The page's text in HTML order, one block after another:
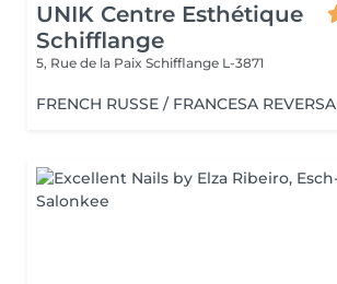
UNIK Centre Esthétique
Schifflange
5, Rue de la Paix Schifflange L-3871
FRENCH RUSSE / FRANCESA REVERSA